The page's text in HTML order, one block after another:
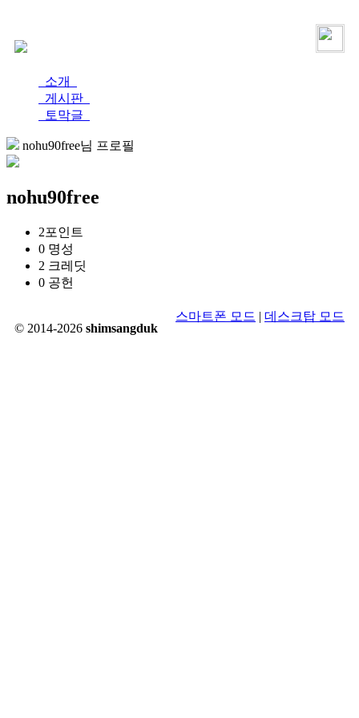
소개
게시판
토막글
nohu90free님 프로필
nohu90free
2포인트
0 명성
2 크레딧
0 공헌
© 2014-2026 shimsangduk
스마트폰 모드 | 데스크탑 모드